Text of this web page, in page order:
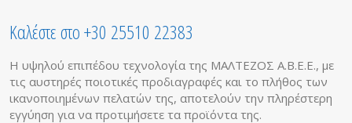
Καλέστε στο +30 25510 22383
Η υψηλού επιπέδου τεχνολογία της ΜΑΛΤΕΖΟΣ Α.Β.Ε.Ε., με
τις αυστηρές ποιοτικές προδιαγραφές και το πλήθος των
ικανοποιημένων πελατών της, αποτελούν την πληρέστερη
εγγύηση για να προτιμήσετε τα προϊόντα της.